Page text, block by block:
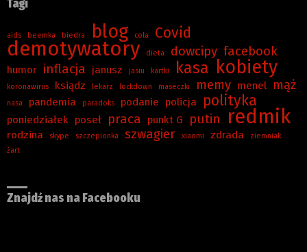
Tagi
aids beemka biedra blog cola Covid
demotywatory dieta dowcipy facebook
humor inflacja janusz jasiu kartki kasa kobiety
koronawirus ksiądz lekarz lockdown maseczki memy menel mąż
nasa pandemia paradoks podanie policja polityka
poniedziałek poseł praca punkt G putin redmik
rodzina skype szczepionka szwagier xiaomi zdrada
ziemniak
żart
Znajdź nas na Facebooku